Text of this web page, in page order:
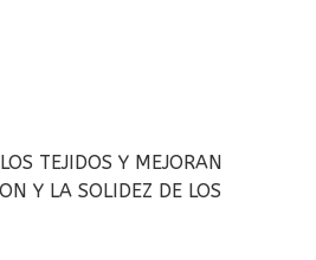
TEJIDOS Y MEJORAN
Y LA SOLIDEZ DE LOS